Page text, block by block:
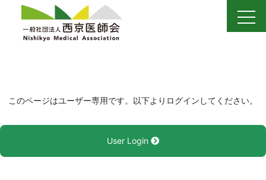
content
このページはユーザー専用です。以下よりログインしてください。
User Login